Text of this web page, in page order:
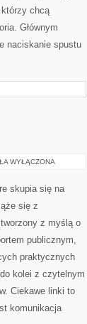
chcą
Głównym
naciskanie spustu
WYŁĄCZONA
skupia się na
się z
z myślą o
publicznym,
praktycznych
kolei z czytelnym
Ciekawe linki to
komunikacja